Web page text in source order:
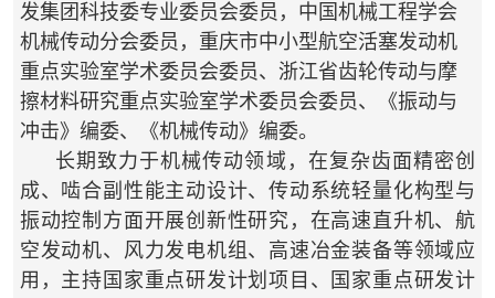
发集团科技委专业委员会委员，中国机械工程学会
机械传动分会委员， 重庆市中小型航空活塞发动机
重点实验室学术委员会委员、浙江省齿轮传动与摩
擦材料研究重点实验室学术委员会委员、《振动与
冲击》编委、《机械传动》编委。
长期致力于机械传动领域，在复杂齿面精密创
成、啮合副性能主动设计、传动系统轻量化构型与
振动控制方面开展创新性研究，在高速直升机、航
空发动机、风力发电机组、高速冶金装备等领域应
用，主持国家重点研发计划项目、国家重点研发计